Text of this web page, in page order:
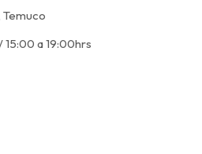
15:00 a 19:00hrs